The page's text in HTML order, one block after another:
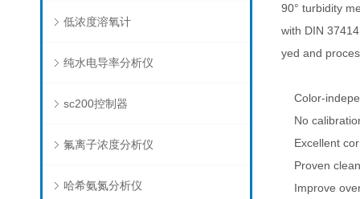
低浓度溶氧计
纯水电导率分析仪
sc200控制器
氟离子浓度分析仪
哈希氨氮分析仪
90° turbidity
with DIN
yed and
Color-
No
Excellent
Proven
Improve